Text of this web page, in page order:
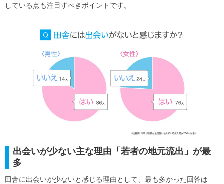
している点も注目すべきポイントです。
出会いが少ない主な理由「若者の地元流出」が最
多
田舎に出会いが少ないと感じる理由として、最も多かった回答は